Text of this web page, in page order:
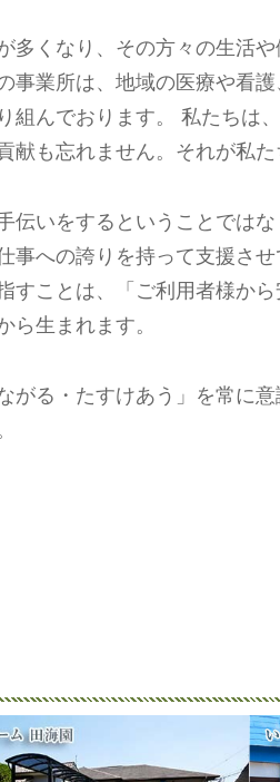
多くなり、その方々の生活
事業所は、地域の医療や看
組んでおります。 私たちは
も忘れません。それが私
伝いをするということでは
事への誇りを持って支援さ
すことは、「ご利用者様か
ら生まれます。
がる・たすけあう」を常に